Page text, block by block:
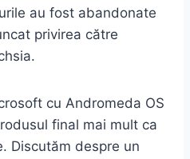
au fost abandonate
privirea către
cu Andromeda OS
final mai mult ca
Discutăm despre un